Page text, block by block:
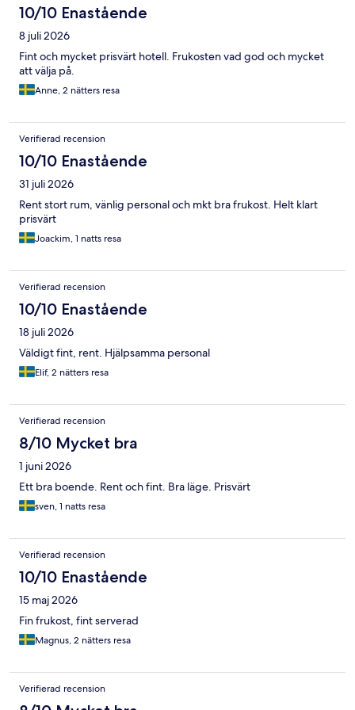
10/10 Enastående
8 juli 2026
Fint och mycket prisvärt hotell. Frukosten vad god och mycket
att välja på.
Anne, 2 nätters resa
Verifierad recension
10/10 Enastående
31 juli 2026
Rent stort rum, vänlig personal och mkt bra frukost. Helt klart
prisvärt
Joackim, 1 natts resa
Verifierad recension
10/10 Enastående
18 juli 2026
Väldigt fint, rent. Hjälpsamma personal
Elif, 2 nätters resa
Verifierad recension
8/10 Mycket bra
1 juni 2026
Ett bra boende. Rent och fint. Bra läge. Prisvärt
sven, 1 natts resa
Verifierad recension
10/10 Enastående
15 maj 2026
Fin frukost, fint serverad
Magnus, 2 nätters resa
Verifierad recension